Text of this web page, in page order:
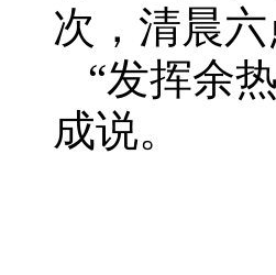
次，清晨
“发挥余
成说。